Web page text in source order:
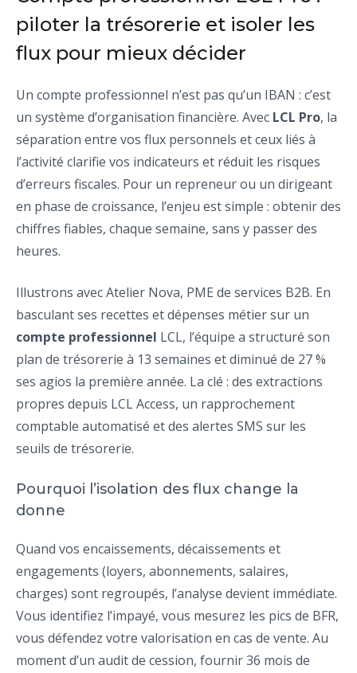
piloter la trésorerie et isoler les
flux pour mieux décider
Un compte professionnel n’est pas qu’un IBAN : c’est
un système d’organisation financière. Avec LCL Pro, la
séparation entre vos flux personnels et ceux liés à
l’activité clarifie vos indicateurs et réduit les risques
d’erreurs fiscales. Pour un repreneur ou un dirigeant
en phase de croissance, l’enjeu est simple : obtenir des
chiffres fiables, chaque semaine, sans y passer des
heures.
Illustrons avec Atelier Nova, PME de services B2B. En
basculant ses recettes et dépenses métier sur un
compte professionnel LCL, l’équipe a structuré son
plan de trésorerie à 13 semaines et diminué de 27 %
ses agios la première année. La clé : des extractions
propres depuis LCL Access, un rapprochement
comptable automatisé et des alertes SMS sur les
seuils de trésorerie.
Pourquoi l’isolation des flux change la
donne
Quand vos encaissements, décaissements et
engagements (loyers, abonnements, salaires,
charges) sont regroupés, l’analyse devient immédiate.
Vous identifiez l’impayé, vous mesurez les pics de BFR,
vous défendez votre valorisation en cas de vente. Au
moment d’un audit de cession, fournir 36 mois de